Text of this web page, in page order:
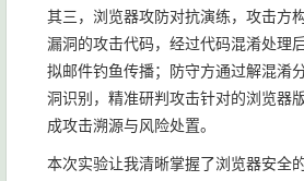
其三，浏览器攻防对抗演练，攻击方
漏洞的攻击代码，经过代码混淆处理
拟邮件钓鱼传播；防守方通过解混淆
洞识别，精准研判攻击针对的浏览器
成攻击溯源与风险处置。
本次实验让我清晰掌握了浏览器安全